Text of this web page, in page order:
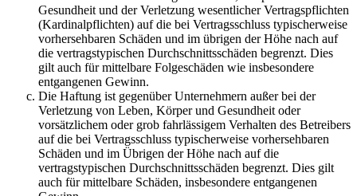
Gesundheit und der Verletzung wesentlicher Vertragspflichten
(Kardinalpflichten) auf die bei Vertragsschluss typischerweise
vorhersehbaren Schäden und im übrigen der Höhe nach auf
die vertragstypischen Durchschnittsschäden begrenzt. Dies
gilt auch für mittelbare Folgeschäden wie insbesondere
entgangenen Gewinn.
Die Haftung ist gegenüber Unternehmern außer bei der
Verletzung von Leben, Körper und Gesundheit oder
vorsätzlichem oder grob fahrlässigem Verhalten des Betreibers
auf die bei Vertragsschluss typischerweise vorhersehbaren
Schäden und im Übrigen der Höhe nach auf die
vertragstypischen Durchschnittsschäden begrenzt. Dies gilt
auch für mittelbare Schäden, insbesondere entgangenen